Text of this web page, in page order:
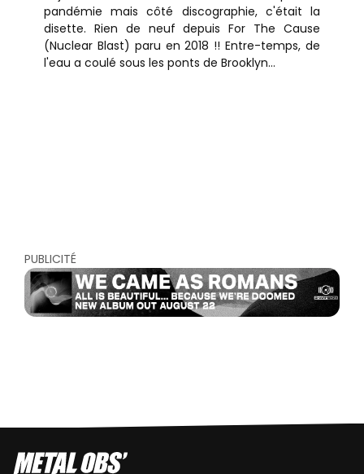
pandémie mais côté discographie, c'était la
disette. Rien de neuf depuis For The Cause
(Nuclear Blast) paru en 2018 !! Entre-temps, de
l'eau a coulé sous les ponts de Brooklyn...
PUBLICITÉ